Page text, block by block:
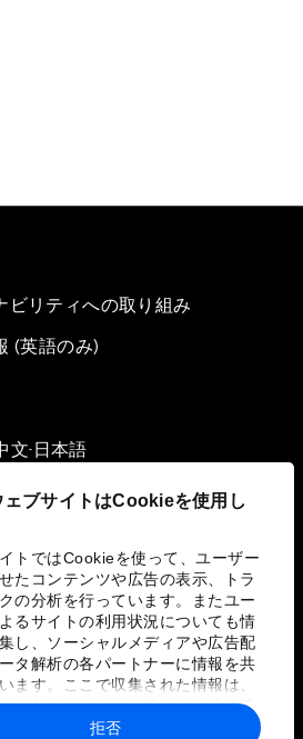
ェブサイトはCookieを使用し
トではCookieを使って、ユーザー
たコンテンツや広告の表示、トラ
の分析を行っています。またユー
るサイトの利用状況についても情
し、ソーシャルメディアや広告配
タ解析の各パートナーに情報を共
ます。ここで収集された情報は、
ーが各パートナーに提供した他の情
ートナーのサービスを使用した際
拒否
ビリティへの取り組み
(英語のみ)
文▪ 日本語